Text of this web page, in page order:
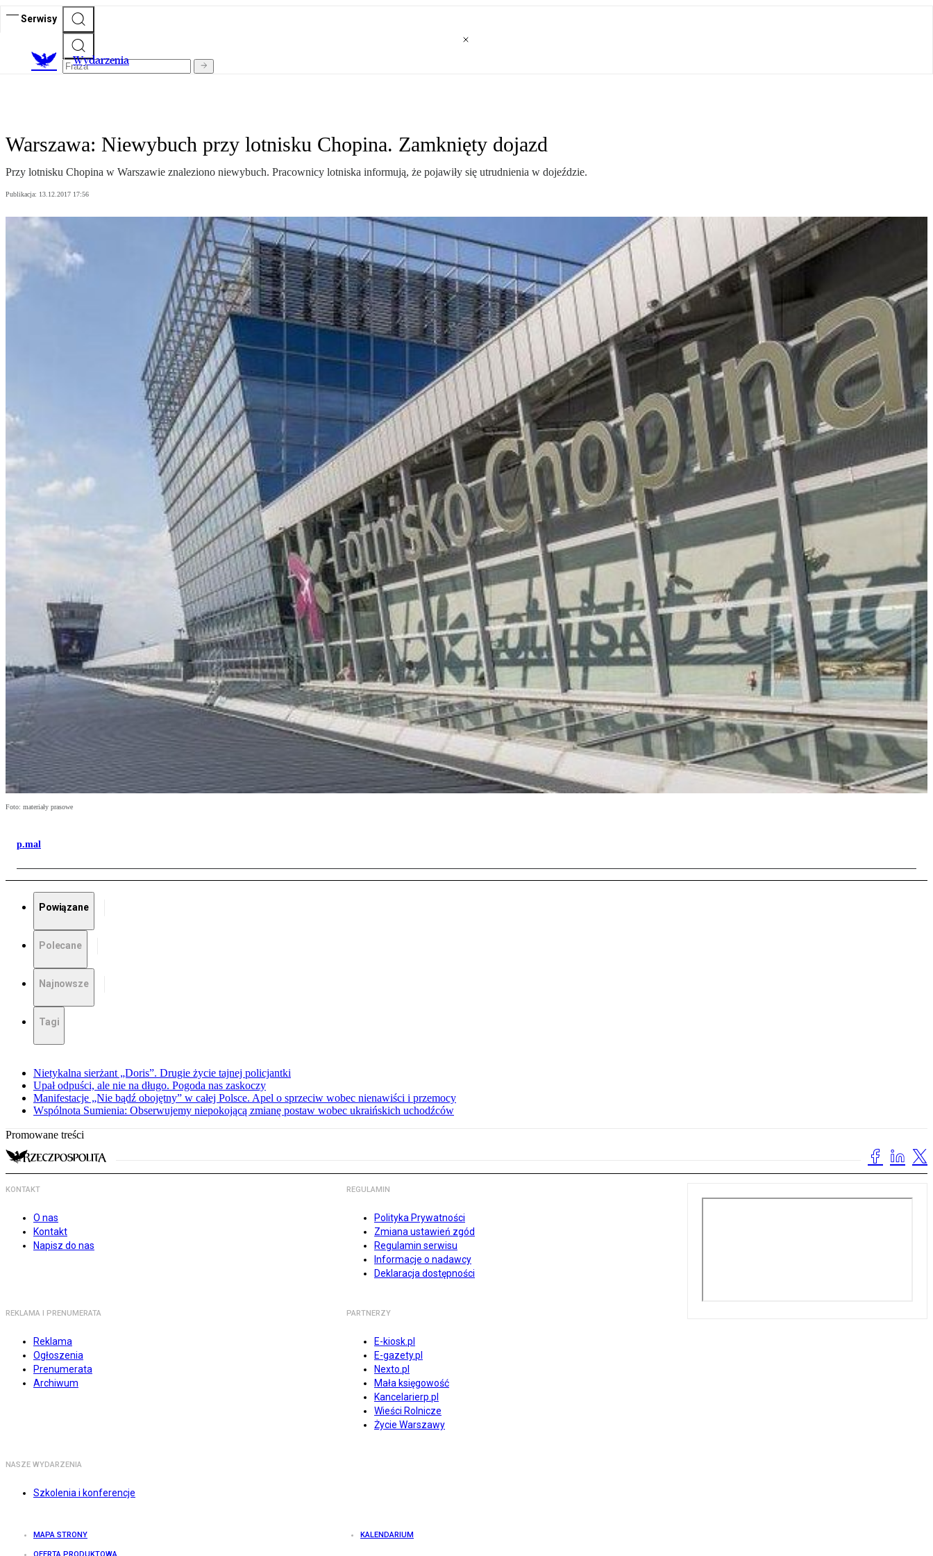
Serwisy
Wydarzenia
Warszawa: Niewybuch przy lotnisku Chopina. Zamknięty dojazd
Przy lotnisku Chopina w Warszawie znaleziono niewybuch. Pracownicy lotniska informują, że pojawiły się utrudnienia w dojeździe.
Publikacja: 13.12.2017 17:56
Foto: materiały prasowe
p.mal
Powiązane
Polecane
Najnowsze
Tagi
Nietykalna sierżant „Doris”. Drugie życie tajnej policjantki
Upał odpuści, ale nie na długo. Pogoda nas zaskoczy
Manifestacje „Nie bądź obojętny” w całej Polsce. Apel o sprzeciw wobec nienawiści i przemocy
Wspólnota Sumienia: Obserwujemy niepokojącą zmianę postaw wobec ukraińskich uchodźców
Promowane treści
KONTAKT
O nas
Kontakt
Napisz do nas
REGULAMIN
Polityka Prywatności
Zmiana ustawień zgód
Regulamin serwisu
Informacje o nadawcy
Deklaracja dostępności
REKLAMA I PRENUMERATA
Reklama
Ogłoszenia
Prenumerata
Archiwum
PARTNERZY
E-kiosk.pl
E-gazety.pl
Nexto.pl
Mała księgowość
Kancelarierp.pl
Wieści Rolnicze
Życie Warszawy
NASZE WYDARZENIA
Szkolenia i konferencje
MAPA STRONY KALENDARIUM